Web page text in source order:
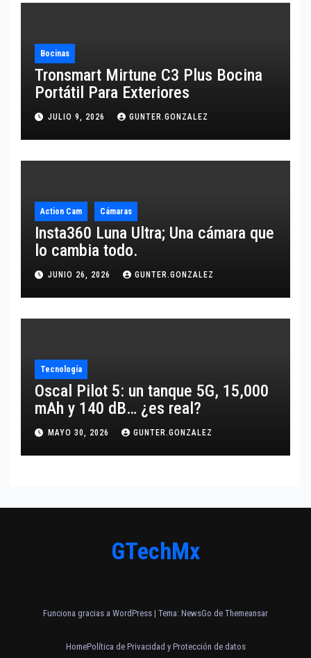
Bocinas
Tronsmart Mirtune C3 Plus Bocina
Portátil Para Exteriores
JULIO 9, 2026 GUNTER.GONZALEZ
Action Cam Cámaras
Insta360 Luna Ultra; Una cámara que
lo cambia todo.
JUNIO 26, 2026 GUNTER.GONZALEZ
Tecnología
Oscal Pilot 5: un tanque 5G, 15,000
mAh y 140 dB… ¿es real?
MAYO 30, 2026 GUNTER.GONZALEZ
GTechMx
Funciona gracias a WordPress | Tema: NewsGo de Themeansar
HomePolítica de Privacidad y Protección de datos